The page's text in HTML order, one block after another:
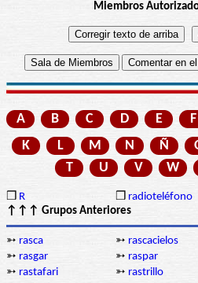
Miembros
A B C D E F
K
L M N Ñ
T
U V W
❒ R ❒ radioteléfono
↑↑↑ Grupos Anteriores
➳ rasca ➳ rascacielos
➳ rasgar ➳ raspar
➳ rastafari ➳ rastrillo